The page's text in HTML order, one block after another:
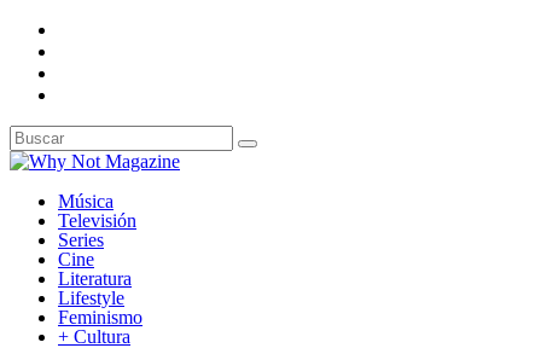
Música
Televisión
Series
Cine
Literatura
Lifestyle
Feminismo
+ Cultura